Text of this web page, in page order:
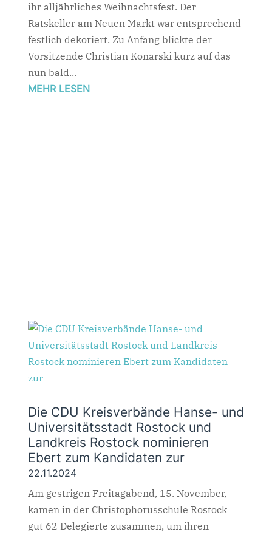
ihr alljährliches Weihnachtsfest. Der
Ratskeller am Neuen Markt war entsprechend
festlich dekoriert. Zu Anfang blickte der
Vorsitzende Christian Konarski kurz auf das
nun bald...
MEHR LESEN
Die CDU Kreisverbände Hanse- und
Universitätsstadt Rostock und
Landkreis Rostock nominieren
Ebert zum Kandidaten zur
22.11.2024
Am gestrigen Freitagabend, 15. November,
kamen in der Christophorusschule Rostock
gut 62 Delegierte zusammen, um ihren